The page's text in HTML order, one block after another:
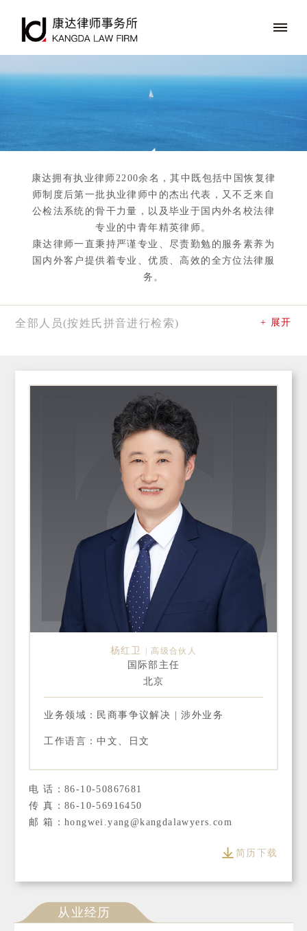
康达拥有执业律师2200余名，其中既包括中国恢复律
师制度后第一批执业律师中的杰出代表，又不乏来自
公检法系统的骨干力量，以及毕业于国内外名校法律
专业的中青年精英律师。
康达律师一直秉持严谨专业、尽责勤勉的服务素养为
国内外客户提供着专业、优质、高效的全方位法律服
务。
全部人员(按姓氏拼音进行检索) + 展开
杨红卫 高级合伙人
国际部主任
北京
业务领域：民商事争议解决 | 涉外业务
工作语言：中文、日文
电 话：86-10-50867681
传 真：86-10-56916450
邮 箱：hongwei.yang@kangdalawyers.com
简历下载
从业经历